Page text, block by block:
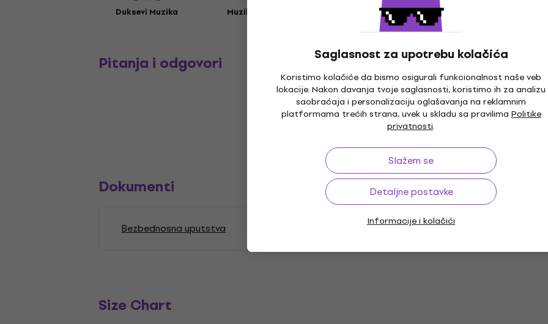
Saglasnost za upotrebu kolačića
Koristimo kolačiće da bismo osigurali funkcionalnost naše veb
lokacije. Nakon davanja tvoje saglasnosti, koristimo ih za analizu
saobraćaja i personalizaciju oglašavanja na reklamnim
platformama trećih strana, uvek u skladu sa pravilimaPolitike
privatnosti.
Slažem se
Detaljne postavke
Informacije i kolačići
Duksevi Muzika Muzika kape Muzika kačketi
Pitanja i odgovori
Dokumenti
Bezbednosna uputstva
Size Chart